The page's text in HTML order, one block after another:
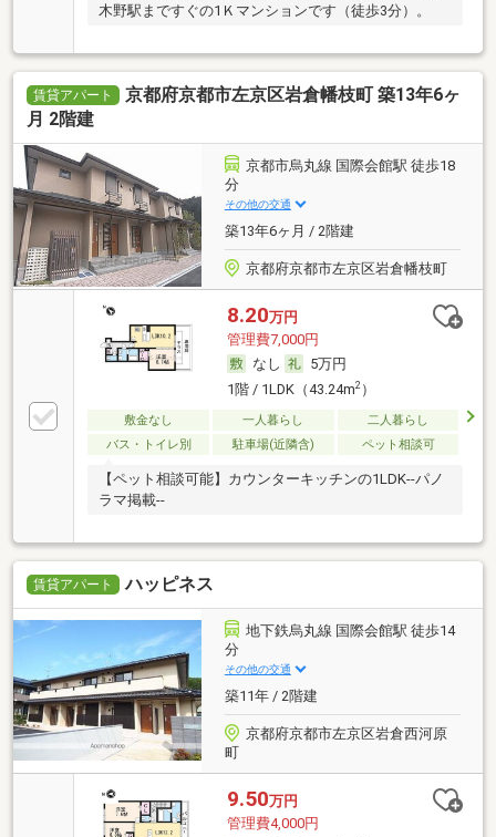
木野駅まですぐの1Ｋマンションです（徒歩3分）。
賃貸アパート
京都府京都市左京区岩倉幡枝町 築13年6ヶ
月 2階建
京都市烏丸線 国際会館駅 徒歩18
分
その他の交通
築13年6ヶ月 / 2階建
京都府京都市左京区岩倉幡枝町
8.20万円
管理費7,000円
なし
5万円
1階 / 1LDK（43.24m2）
敷金なし 一人暮らし
二人暮らし
バス・トイレ別
駐車場(近隣含) ペット相談可
【ペット相談可能】カウンターキッチンの1LDK--パノ
ラマ掲載--
賃貸アパート ハッピネス
地下鉄烏丸線 国際会館駅 徒歩14
分
その他の交通
築11年 / 2階建
京都府京都市左京区岩倉西河原
町
9.50万円
管理費4,000円